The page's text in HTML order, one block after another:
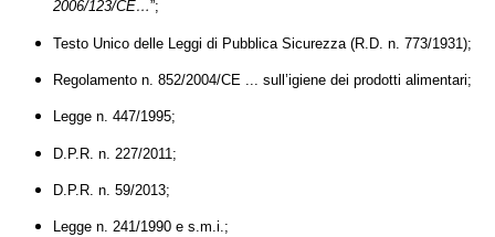
2006/123/CE…”;
Testo Unico delle Leggi di Pubblica Sicurezza (R.D. n. 773/1931);
Regolamento n. 852/2004/CE ... sull’igiene dei prodotti alimentari;
Legge n. 447/1995;
D.P.R. n. 227/2011;
D.P.R. n. 59/2013;
Legge n. 241/1990 e s.m.i.;